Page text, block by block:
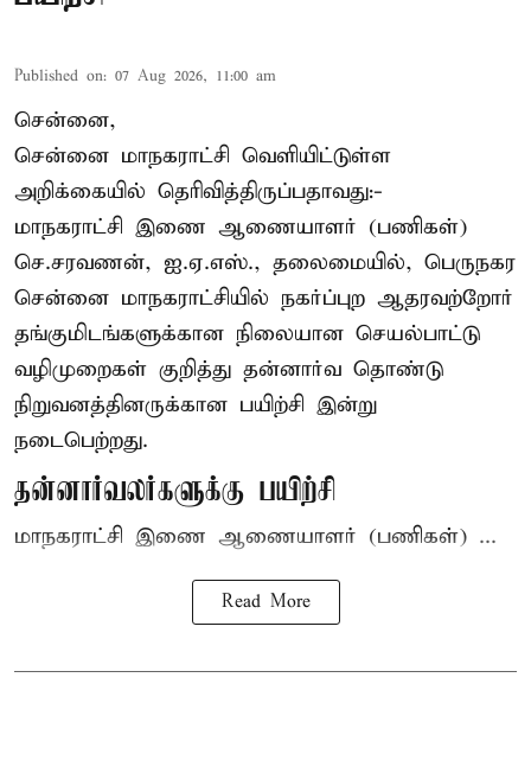
Published on: 07 Aug 2026, 11:00 am
சென்னை,
சென்னை மாநகராட்சி வெளியிட்டுள்ள
அறிக்கையில் தெரிவித்திருப்பதாவது:-
மாநகராட்சி இணை ஆணையாளர் (பணிகள்)
செ.சரவணன், ஐ.ஏ.எஸ்., தலைமையில், பெருநகர
சென்னை மாநகராட்சியில் நகர்ப்புற ஆதரவற்றோர்
தங்குமிடங்களுக்கான நிலையான செயல்பாட்டு
வழிமுறைகள் குறித்து தன்னார்வ தொண்டு
நிறுவனத்தினருக்கான பயிற்சி இன்று
நடைபெற்றது.
தன்னார்வலர்களுக்கு பயிற்சி
மாநகராட்சி இணை ஆணையாளர் (பணிகள்) ...
Read More